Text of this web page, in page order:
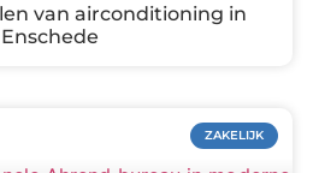
van airconditioning in
Enschede
ZAKELIJK